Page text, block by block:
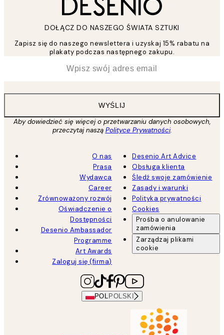
DOŁĄCZ DO NASZEGO ŚWIATA SZTUKI
Zapisz się do naszego newslettera i uzyskaj 15% rabatu na
plakaty podczas następnego zakupu.
WYŚLIJ
Aby dowiedzieć się więcej o przetwarzaniu danych osobowych,
przeczytaj naszą Polityce Prywatności.
O nas
Prasa
Wydawca
Career
Zrównoważony rozwój
Oświadczenie o
Dostępności
Desenio Ambassador
Programme
Art Awards
Zaloguj się (firma)
Desenio Art Advice
Obsługa klienta
Śledź swoje zamówienie
Zasady i warunki
Polityka prywatności
Cookies
Prośba o anulowanie
zamówienia
Zarządzaj plikami
cookie
POL POLSKI